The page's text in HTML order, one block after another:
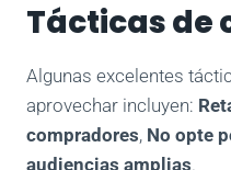
Tácticas de
Algunas excelentes
aprovechar incluyen:
compradores, No opte
audiencias amplias.